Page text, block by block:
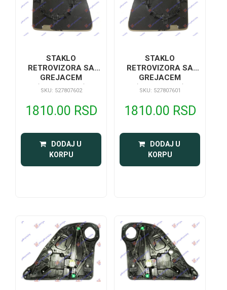
STAKLO
RETROVIZORA SA
GREJACEM
(ASFERICNO)
SKU: 527807602
1810.00 RSD
DODAJ U
KORPU
STAKLO
RETROVIZORA SA
GREJACEM
(ASFERICNO)
SKU: 527807601
1810.00 RSD
DODAJ U
KORPU